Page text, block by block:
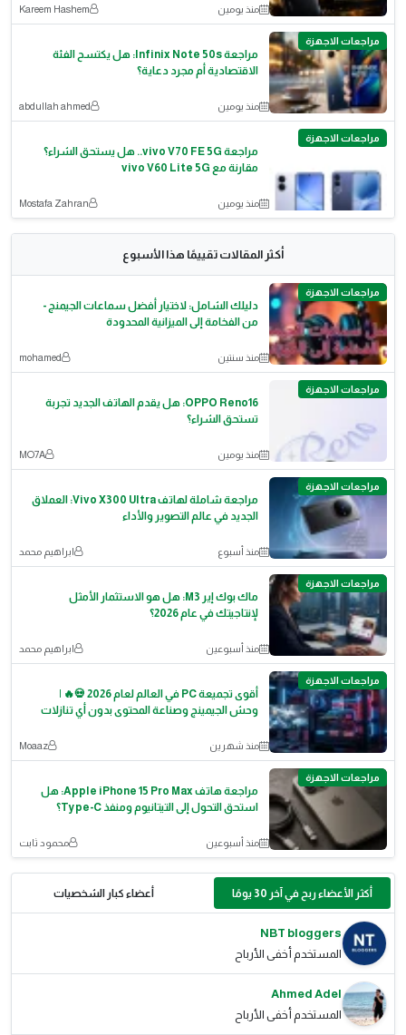
منذ يومين Kareem Hashem
مراجعات الاجهزة
مراجعة Infinix Note 50s: هل يكتسح الفئة
الاقتصادية أم مجرد دعاية؟
منذ يومين abdullah ahmed
مراجعات الاجهزة
مراجعة vivo V70 FE 5G.. هل يستحق الشراء؟
مقارنة مع vivo V60 Lite 5G
منذ يومين Mostafa Zahran
أكثر المقالات تقييمًا هذا الأسبوع
مراجعات الاجهزة
دليلك الشامل: لاختيار أفضل سماعات الجيمنج -
من الفخامة إلى الميزانية المحدودة
منذ سنتين mohamed
مراجعات الاجهزة
OPPO Reno16: هل يقدم الهاتف الجديد تجربة
تستحق الشراء؟
منذ يومين MO7A
مراجعات الاجهزة
مراجعة شاملة لهاتف Vivo X300 Ultra: العملاق
الجديد في عالم التصوير والأداء
منذ أسبوع ابراهيم محمد
مراجعات الاجهزة
ماك بوك إير M3: هل هو الاستثمار الأمثل
لإنتاجيتك في عام 2026؟
منذ أسبوعين ابراهيم محمد
مراجعات الاجهزة
أقوى تجميعة PC في العالم لعام 2026 💀🔥 |
وحش الجيمينج وصناعة المحتوى بدون أي تنازلات
منذ شهرين Moaaz
مراجعات الاجهزة
مراجعة هاتف Apple iPhone 15 Pro Max: هل
استحق التحول إلى التيتانيوم ومنفذ Type-C؟
منذ أسبوعين محمود ثابت
أكثر الأعضاء ربح في آخر 30 يومًا أعضاء كبار الشخصيات
NBT bloggers
المستخدم أخفى الأرباح
Ahmed Adel
المستخدم أخفى الأرباح